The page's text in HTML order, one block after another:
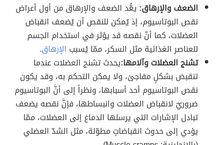
الضعف والإرهاق: يعُّد الضعف والإرهاق من أول أعراض
نقص البوتاسيوم، إذ يُمكن للنقص أن يُضعف انقباض
العضلات، كما أنّ نقصه قد يؤثر في استخدام الجسم
للعناصر الغذائية مثل السكر، ممّا يُسبب الإرهاق.
تشنج العضلات وآلامها:يحدث تشنج العضلات عندما
تنقبض بشكلٍ مفاجئ، ولا يمكن التحكم به، وقد يكون
نقص البوتاسيوم أحد أسبابها، ونظراً إلى أنَّ البوتاسيوم
ضروريٌ لانقباض العضلات وانبساطها، فإنَّ نقصه يضعف
تبادل الإشارات التي يرسلها الدماغ إلى العضلات، ممّا
يؤدي إلى حدوث انقباضاتٍ مطوّلة، مثل الشدّ العضلي